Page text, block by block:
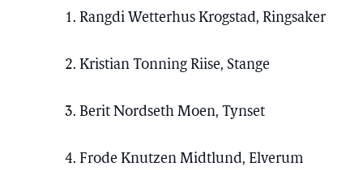
1. Rangdi Wetterhus Krogstad, Ringsaker
2. Kristian Tonning Riise, Stange
3. Berit Nordseth Moen, Tynset
4. Frode Knutzen Midtlund, Elverum